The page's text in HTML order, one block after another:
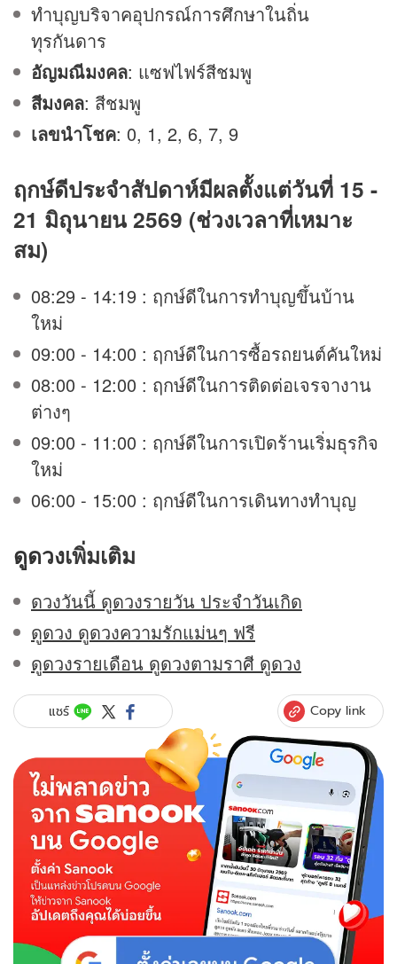
ทำบุญบริจาคอุปกรณ์การศึกษาในถิ่น
ทุรกันดาร
อัญมณีมงคล: แซฟไฟร์สีชมพู
สีมงคล: สีชมพู
เลขนำโชค: 0, 1, 2, 6, 7, 9
ฤกษ์ดีประจำสัปดาห์มีผลตั้งแต่วันที่ 15 -
21 มิถุนายน 2569 (ช่วงเวลาที่เหมาะ
สม)
08:29 - 14:19 : ฤกษ์ดีในการทำบุญขึ้นบ้าน
ใหม่
09:00 - 14:00 : ฤกษ์ดีในการซื้อรถยนต์คันใหม่
08:00 - 12:00 : ฤกษ์ดีในการติดต่อเจรจางาน
ต่างๆ
09:00 - 11:00 : ฤกษ์ดีในการเปิดร้านเริ่มธุรกิจ
ใหม่
06:00 - 15:00 : ฤกษ์ดีในการเดินทางทำบุญ
ดูดวงเพิ่มเติม
ดวงวันนี้ ดูดวงรายวัน ประจำวันเกิด
ดูดวง ดูดวงความรักแม่นๆ ฟรี
ดูดวงรายเดือน ดูดวงตามราศี ดูดวง
แชร์ Copy link